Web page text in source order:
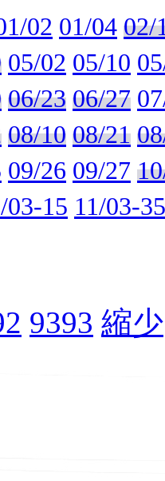
02 01/04 02/
05/02 05/10
06/23 06/27
08/10 08/21
09/26 09/27
03-15 11/03-35
9393 縮少